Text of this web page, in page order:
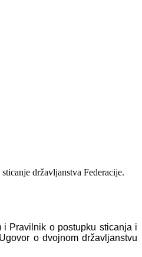
državljanstva Federacije.
i Pravilnik o postupku sticanja i
o dvojnom državljanstvu